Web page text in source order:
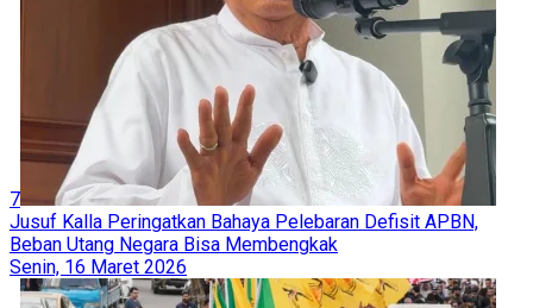
7
Jusuf Kalla Peringatkan Bahaya Pelebaran Defisit APBN,
Beban Utang Negara Bisa Membengkak
Senin, 16 Maret 2026